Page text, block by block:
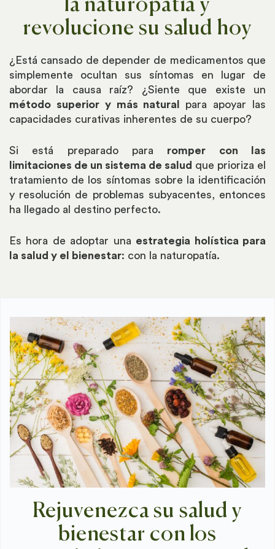
la naturopatía y
revolucione su salud hoy
¿Está cansado de depender de medicamentos que
simplemente ocultan sus síntomas en lugar de
abordar la causa raíz? ¿Siente que existe un
método superior y más natural para apoyar las
capacidades curativas inherentes de su cuerpo?
Si está preparado para romper con las
limitaciones de un sistema de salud que prioriza el
tratamiento de los síntomas sobre la identificación
y resolución de problemas subyacentes, entonces
ha llegado al destino perfecto.
Es hora de adoptar una estrategia holística para
la salud y el bienestar: con la naturopatía.
Rejuvenezca su salud y
bienestar con los